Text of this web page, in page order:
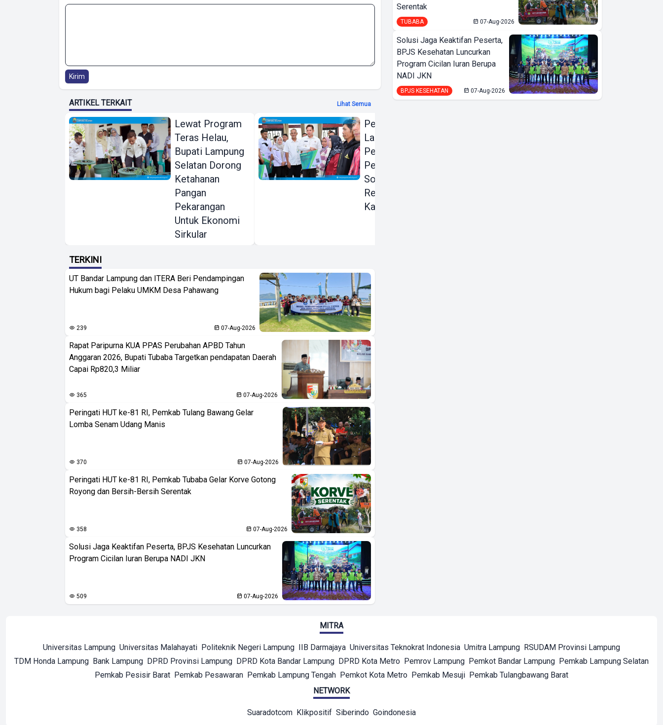
Kirim
ARTIKEL TERKAIT Lihat Semua
Lewat Program
Teras Helau,
Bupati Lampung
Selatan Dorong
Ketahanan
Pangan
Pekarangan
Untuk Ekonomi
Sirkular
Pemkab
Lampung Selatan
Perluas
Perlindungan
Sosial ke Pekerja
Rentan di
Katibung
TERKINI
UT Bandar Lampung dan ITERA Beri Pendampingan
Hukum bagi Pelaku UMKM Desa Pahawang
239 07-Aug-2026
Rapat Paripurna KUA PPAS Perubahan APBD Tahun
Anggaran 2026, Bupati Tubaba Targetkan pendapatan Daerah
Capai Rp820,3 Miliar
365 07-Aug-2026
Peringati HUT ke-81 RI, Pemkab Tulang Bawang Gelar
Lomba Senam Udang Manis
370 07-Aug-2026
Peringati HUT ke-81 RI, Pemkab Tubaba Gelar Korve Gotong
Royong dan Bersih-Bersih Serentak
358 07-Aug-2026
Solusi Jaga Keaktifan Peserta, BPJS Kesehatan Luncurkan
Program Cicilan Iuran Berupa NADI JKN
509 07-Aug-2026
Serentak
TUBABA 07-Aug-2026
Solusi Jaga Keaktifan Peserta,
BPJS Kesehatan Luncurkan
Program Cicilan Iuran Berupa
NADI JKN
BPJS KESEHATAN 07-Aug-2026
MITRA
Universitas Lampung Universitas Malahayati Politeknik Negeri Lampung IIB Darmajaya Universitas Teknokrat Indonesia Umitra Lampung RSUDAM Provinsi Lampung
TDM Honda Lampung Bank Lampung DPRD Provinsi Lampung DPRD Kota Bandar Lampung DPRD Kota Metro Pemrov Lampung Pemkot Bandar Lampung Pemkab Lampung Selatan
Pemkab Pesisir Barat Pemkab Pesawaran Pemkab Lampung Tengah Pemkot Kota Metro Pemkab Mesuji Pemkab Tulangbawang Barat
NETWORK
Suaradotcom Klikpositif Siberindo Goindonesia